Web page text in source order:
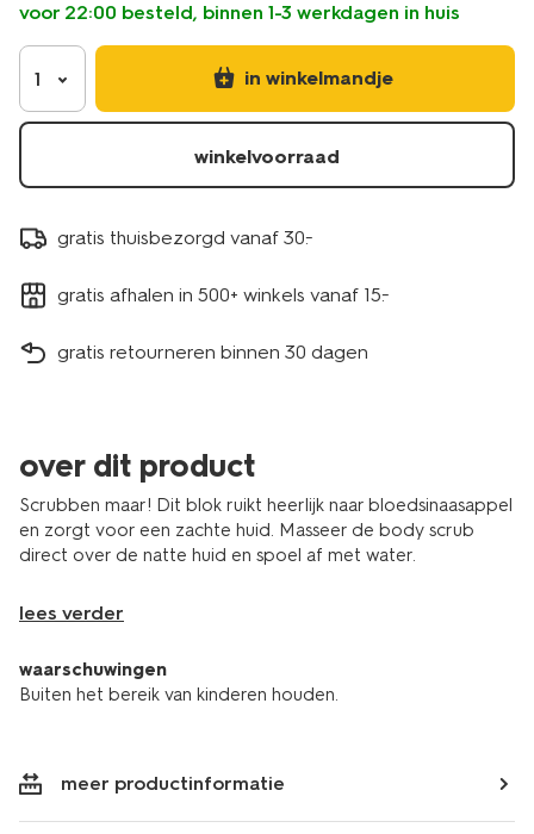
65g-
11300056.html
voor 22:00 besteld, binnen 1-3 werkdagen in huis
1 in winkelmandje
winkelvoorraad
gratis thuisbezorgd vanaf 30.-
gratis afhalen in 500+ winkels vanaf 15.-
gratis retourneren binnen 30 dagen
over dit product
Scrubben maar! Dit blok ruikt heerlijk naar bloedsinaasappel
en zorgt voor een zachte huid. Masseer de body scrub
direct over de natte huid en spoel af met water.
lees verder
waarschuwingen
Buiten het bereik van kinderen houden.
meer productinformatie